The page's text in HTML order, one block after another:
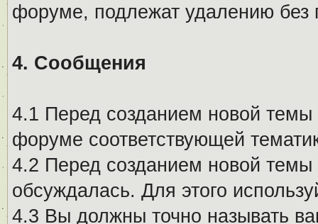
форуме, подлежат удалению без
4. Сообщения
4.1 Перед созданием новой темы
форуме соответствующей
4.2 Перед созданием новой
обсуждалась. Для этого
4.3 Вы должны точно называть